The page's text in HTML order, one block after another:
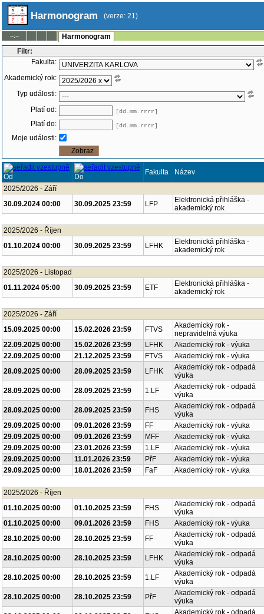
Harmonogram (verze: 21)
--:--
Harmonogram
Filtr:
Fakulta:
Akademický rok:
Typ události:
Platí od:
[dd.mm.rrrr]
Platí do: [dd.mm.rrrr]
Moje události:
Od Do
Fakulta
Název
2025/2026 - Září
30.09.2024 00:00
30.09.2025 23:59 LFP
Elektronická přihláška -
akademický rok
2025/2026 - Říjen
01.10.2024 00:00
30.09.2025 23:59 LFHK
Elektronická přihláška -
akademický rok
2025/2026 - Listopad
01.11.2024 05:00
30.09.2025 23:59 ETF
Elektronická přihláška -
akademický rok
2025/2026 - Září
15.09.2025 00:00
15.02.2026 23:59 FTVS
Akademický rok -
nepravidelná výuka
22.09.2025 00:00
15.02.2026 23:59 LFHK
Akademický rok - výuka
22.09.2025 00:00
21.12.2025 23:59 FTVS
Akademický rok - výuka
28.09.2025 00:00
28.09.2025 23:59 LFHK
Akademický rok - odpadá
výuka
28.09.2025 00:00
28.09.2025 23:59 1.LF
Akademický rok - odpadá
výuka
28.09.2025 00:00
28.09.2025 23:59 FHS
Akademický rok - odpadá
výuka
29.09.2025 00:00
09.01.2026 23:59 FF
Akademický rok - výuka
29.09.2025 00:00
09.01.2026 23:59 MFF
Akademický rok - výuka
29.09.2025 00:00
23.01.2026 23:59 1.LF
Akademický rok - výuka
29.09.2025 00:00
11.01.2026 23:59 PřF
Akademický rok - výuka
29.09.2025 00:00
18.01.2026 23:59 FaF Akademický rok - výuka
2025/2026 - Říjen
01.10.2025 00:00
01.10.2025 23:59 FHS
Akademický rok - odpadá
výuka
01.10.2025 00:00
09.01.2026 23:59 FHS
Akademický rok - výuka
28.10.2025 00:00
28.10.2025 23:59 FF
Akademický rok - odpadá
výuka
28.10.2025 00:00
28.10.2025 23:59 LFHK
Akademický rok - odpadá
výuka
28.10.2025 00:00
28.10.2025 23:59 1.LF
Akademický rok - odpadá
výuka
28.10.2025 00:00
28.10.2025 23:59 PřF
Akademický rok - odpadá
výuka
Akademický rok - odpadá